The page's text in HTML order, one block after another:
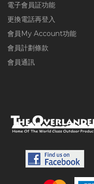
電子會員証功能
更換電話再登入
會員My Account功能
會員計劃條款
會員通訊